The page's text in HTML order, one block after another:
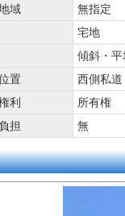
域
無指定
宅地
傾斜・平
置
西側私道
利
所有権
担
無